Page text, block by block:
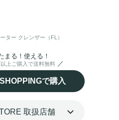
タンパク、マルトデキストリン
肌に うるおい
ュハーブによる爽やかで洗練さ
ター クレンザー（FL）
まる！使える！
上ご購入で送料無料
で購入
取扱店舗